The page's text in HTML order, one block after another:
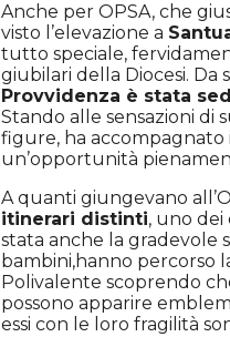
Anche per OPSA, che
visto l’elevazione a
tutto speciale,
giubilari della Diocesi. Da
Provvidenza è stata
Stando alle sensazioni di
figure, ha
un’opportunità
A quanti giungevano
itinerari distinti, uno
stata anche la gradevole
bambini,hanno percorso
Polivalente scoprendo
possono apparire
essi con le loro fragilità